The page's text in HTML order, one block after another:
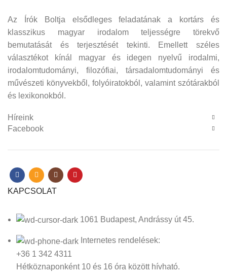
Az Írók Boltja elsődleges feladatának a kortárs és
klasszikus magyar irodalom teljességre törekvő
bemutatását és terjesztését tekinti. Emellett széles
választékot kínál magyar és idegen nyelvű irodalmi,
irodalomtudományi, filozófiai, társadalomtudományi és
művészeti könyvekből, folyóiratokból, valamint szótárakból
és lexikonokból.
Híreink
Facebook
KAPCSOLAT
1061 Budapest, Andrássy út 45.
Internetes rendelések:
+36 1 342 4311
Hétköznaponként 10 és 16 óra között hívható.